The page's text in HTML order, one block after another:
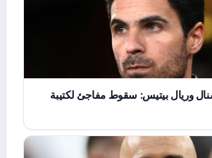
وريال بيتيس: سقوط مفاجئ لكتيبة